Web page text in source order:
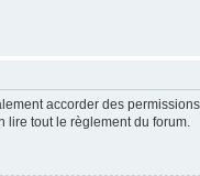
accorder des
lire tout le règlement du forum.